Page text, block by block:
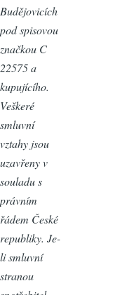
Budějovicích
pod spisovou
značkou C
22575 a
kupujícího.
Veškeré
smluvní
vztahy jsou
uzavřeny v
souladu s
právním
řádem České
republiky. Je-
li smluvní
stranou